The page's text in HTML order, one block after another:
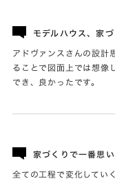
モデルハウス、家
アドヴァンスさんの設計
ることで図面上では想像
でき、良かったです。
家づくりで一番思
全ての工程で変化してい